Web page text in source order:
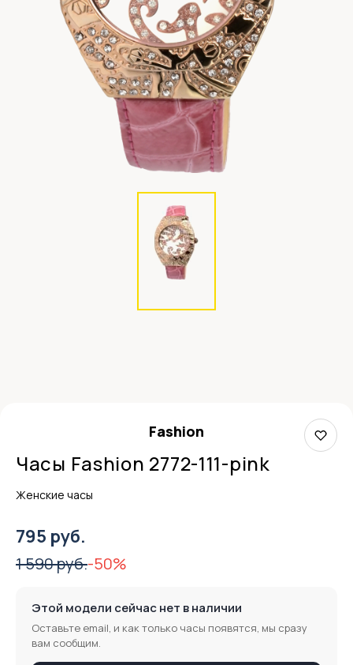
Fashion
Часы Fashion 2772-111-pink
Женские часы
795 руб.
1 590 руб.-50%
Этой модели сейчас нет в наличии
Оставьте email, и как только часы появятся, мы сразу
вам сообщим.